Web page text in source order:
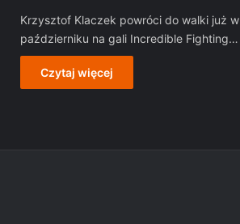
Krzysztof Klaczek powróci do walki już w
październiku na gali Incredible Fighting…
Czytaj więcej